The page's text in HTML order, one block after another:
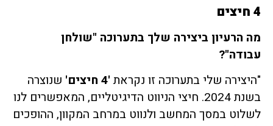
4 חיצים
מה הרעיון ביצירה שלך בתערוכה "שולחן
עבודה"?
"היצירה שלי בתערוכה זו נקראת '4 חיצים' שנוצרה
בשנת 2024. חיצי הניווט הדיגיטליים, המאפשרים לנו
לשלוט במסך המחשב ולנווט במרחב המקוון, ההופכים